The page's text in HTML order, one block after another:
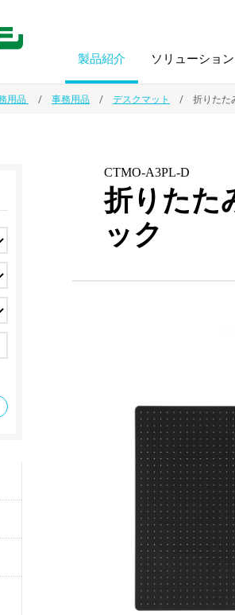
製品紹介
ノート・紙製品
ン・
連
用品
ソリューション
ルティ制作
ニングサービス
用品 事務用品 デスクマット 折りたた
CTMO-A3PL-D
折りたた
ック